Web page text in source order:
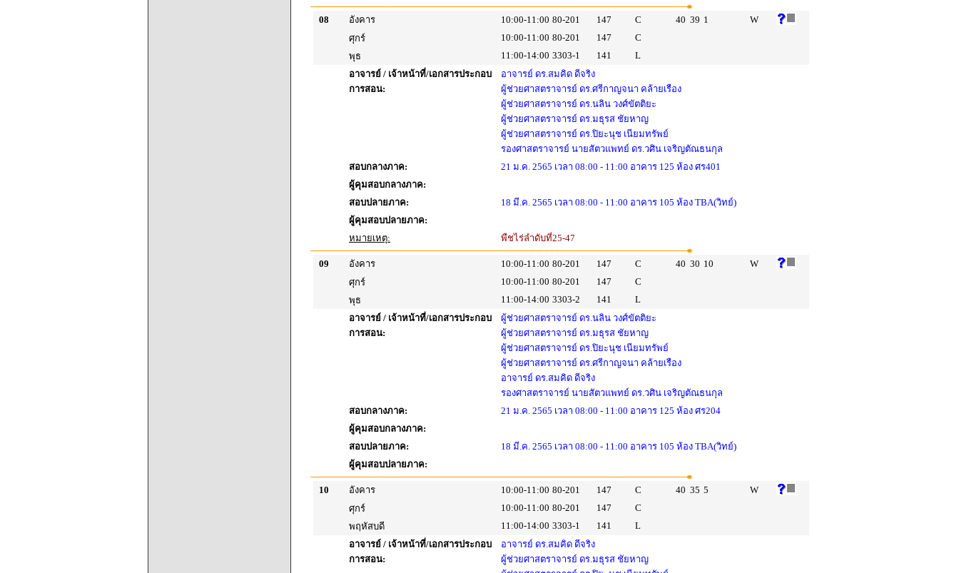
08 อังคาร 10:00-11:00 80-201 147 C 40 39 1
W
ศุกร์
10:00-11:00 80-201 147
C
พุธ
11:00-14:00 3303-1 141
L
อาจารย์ / เจ้าหน้าที่/เอกสารประกอบ
การสอน:
อาจารย์ ดร.สมคิด ดีจริง
ผู้ช่วยศาสตราจารย์ ดร.ศรีกาญจนา คล้ายเรือง
ผู้ช่วยศาสตราจารย์ ดร.นลิน วงศ์ขัตติยะ
ผู้ช่วยศาสตราจารย์ ดร.มธุรส ชัยหาญ
ผู้ช่วยศาสตราจารย์ ดร.ปิยะนุช เนียมทรัพย์
รองศาสตราจารย์ นายสัตวแพทย์ ดร.วศิน เจริญตัณธนกุล
สอบกลางภาค:
21 ม.ค. 2565 เวลา 08:00 - 11:00 อาคาร 125 ห้อง ศร401
ผู้คุมสอบกลางภาค:
สอบปลายภาค:
18 มี.ค. 2565 เวลา 08:00 - 11:00 อาคาร 105 ห้อง TBA(วิทย์)
ผู้คุมสอบปลายภาค:
หมายเหตุ:
พืชไร่ลำดับที่25-47
09 อังคาร 10:00-11:00 80-201 147 C 40 30 10
W
ศุกร์
10:00-11:00 80-201 147
C
พุธ
11:00-14:00 3303-2 141
L
อาจารย์ / เจ้าหน้าที่/เอกสารประกอบ
การสอน:
ผู้ช่วยศาสตราจารย์ ดร.นลิน วงศ์ขัตติยะ
ผู้ช่วยศาสตราจารย์ ดร.มธุรส ชัยหาญ
ผู้ช่วยศาสตราจารย์ ดร.ปิยะนุช เนียมทรัพย์
ผู้ช่วยศาสตราจารย์ ดร.ศรีกาญจนา คล้ายเรือง
อาจารย์ ดร.สมคิด ดีจริง
รองศาสตราจารย์ นายสัตวแพทย์ ดร.วศิน เจริญตัณธนกุล
สอบกลางภาค:
21 ม.ค. 2565 เวลา 08:00 - 11:00 อาคาร 125 ห้อง ศร204
ผู้คุมสอบกลางภาค:
สอบปลายภาค:
18 มี.ค. 2565 เวลา 08:00 - 11:00 อาคาร 105 ห้อง TBA(วิทย์)
ผู้คุมสอบปลายภาค:
10 อังคาร 10:00-11:00 80-201 147 C 40 35 5
W
ศุกร์
10:00-11:00 80-201 147
C
พฤหัสบดี
11:00-14:00 3303-1 141
L
อาจารย์ / เจ้าหน้าที่/เอกสารประกอบ
การสอน:
อาจารย์ ดร.สมคิด ดีจริง
ผู้ช่วยศาสตราจารย์ ดร.มธุรส ชัยหาญ